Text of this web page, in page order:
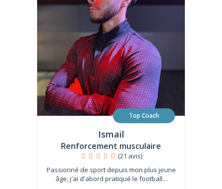
Top Coach
Ismail
Renforcement musculaire
(21 avis)
Passionné de sport depuis mon plus jeune
âge, j'ai d'abord pratiqué le football...